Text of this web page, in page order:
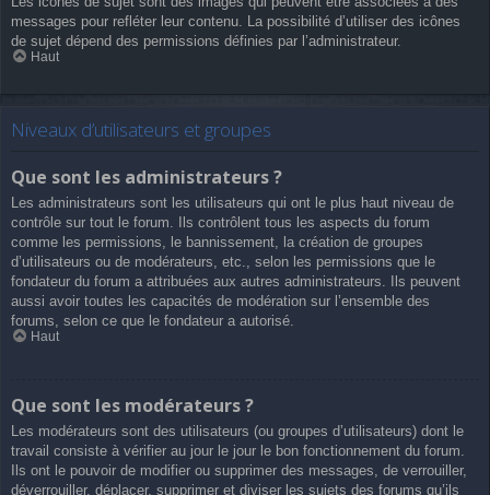
messages pour refléter leur contenu. La possibilité d’utiliser des icônes
de sujet dépend des permissions définies par l’administrateur.
Haut
Niveaux d’utilisateurs et groupes
Que sont les administrateurs ?
Les administrateurs sont les utilisateurs qui ont le plus haut niveau de
contrôle sur tout le forum. Ils contrôlent tous les aspects du forum
comme les permissions, le bannissement, la création de groupes
d’utilisateurs ou de modérateurs, etc., selon les permissions que le
fondateur du forum a attribuées aux autres administrateurs. Ils peuvent
aussi avoir toutes les capacités de modération sur l’ensemble des
forums, selon ce que le fondateur a autorisé.
Haut
Que sont les modérateurs ?
Les modérateurs sont des utilisateurs (ou groupes d’utilisateurs) dont le
travail consiste à vérifier au jour le jour le bon fonctionnement du forum.
Ils ont le pouvoir de modifier ou supprimer des messages, de verrouiller,
déverrouiller, déplacer, supprimer et diviser les sujets des forums qu’ils